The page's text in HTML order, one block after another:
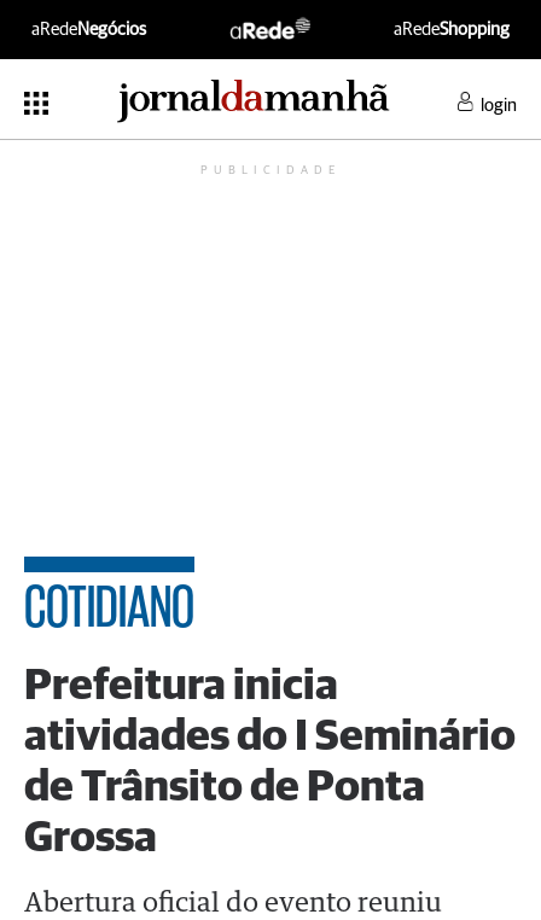
aRedeNegócios aRedeShopping
login
PUBLICIDADE
COTIDIANO
Prefeitura inicia
atividades do I Seminário
de Trânsito de Ponta
Grossa
Abertura oficial do evento reuniu